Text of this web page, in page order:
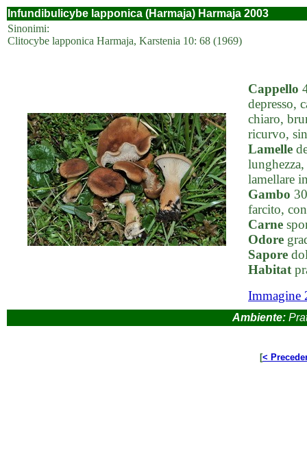
Infundibulicybe lapponica (Harmaja) Harmaja 2003
Sinonimi:
Clitocybe lapponica Harmaja, Karstenia 10: 68 (1969)
Cappello
depresso,
chiaro,
ricurvo,
Lamelle
lamellare
Gambo
farcito,
Carne
Odore
Sapore
Habitat
Immagine
Ambiente:
[<